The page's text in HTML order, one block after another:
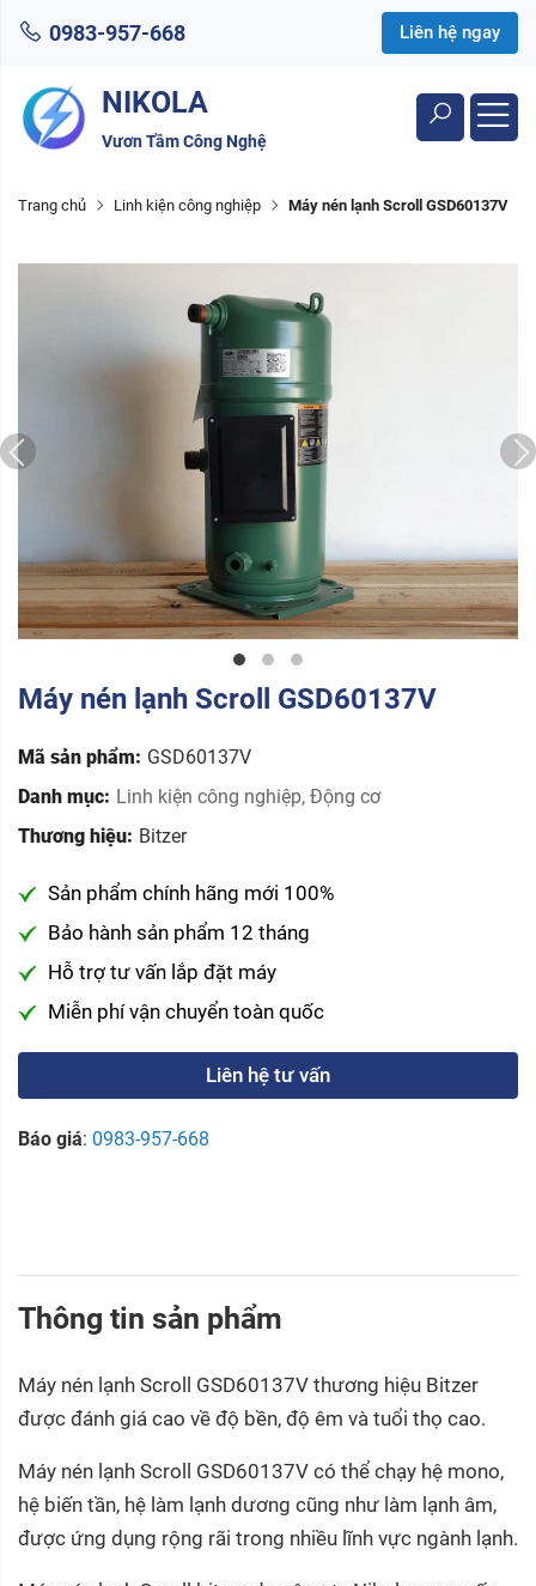
0983-957-668 Liên hệ ngay
NIKOLA
Vươn Tầm Công Nghệ
Trang chủ Linh kiện công nghiệp Máy nén lạnh Scroll GSD60137V
Máy nén lạnh Scroll GSD60137V
Mã sản phẩm: GSD60137V
Danh mục: Linh kiện công nghiệp, Động cơ
Thương hiệu: Bitzer
Sản phẩm chính hãng mới 100%
Bảo hành sản phẩm 12 tháng
Hỗ trợ tư vấn lắp đặt máy
Miễn phí vận chuyển toàn quốc
Liên hệ tư vấn
Báo giá: 0983-957-668
Thông tin sản phẩm
Máy nén lạnh Scroll GSD60137V thương hiệu Bitzer
được đánh giá cao về độ bền, độ êm và tuổi thọ cao.
Máy nén lạnh Scroll GSD60137V có thể chạy hệ mono,
hệ biến tần, hệ làm lạnh dương cũng như làm lạnh âm,
được ứng dụng rộng rãi trong nhiều lĩnh vực ngành lạnh.